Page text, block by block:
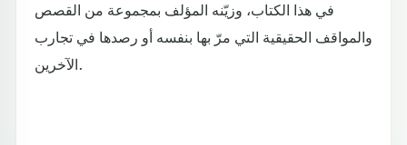
في هذا الكتاب، وزيّنه المؤلف بمجموعة من القصص
والمواقف الحقيقية التي مرّ بها بنفسه أو رصدها في تجارب
الآخرين.